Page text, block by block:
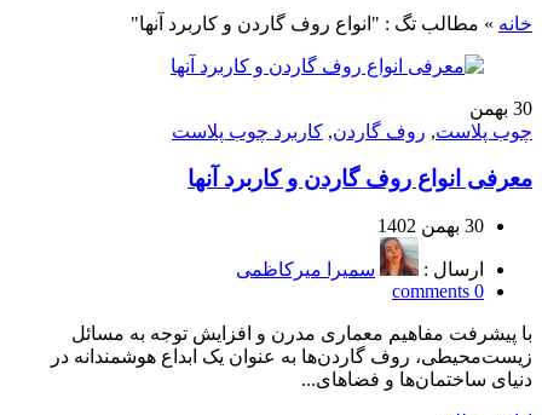
خانه » مطالب تگ : "انواع روف گاردن و کاربرد آنها"
30 بهمن
چوب پلاست, روف گاردن, کاربرد چوب پلاست
معرفی انواع روف گاردن و کاربرد آنها
30 بهمن 1402
ارسال :
سمیرا میرکاظمی
0
comments
با پیشرفت مفاهیم معماری مدرن و افزایش توجه به مسائل
زیست‌محیطی، روف گاردن‌ها به عنوان یک ابداع هوشمندانه در
دنیای ساختمان‌ها و فضاهای...